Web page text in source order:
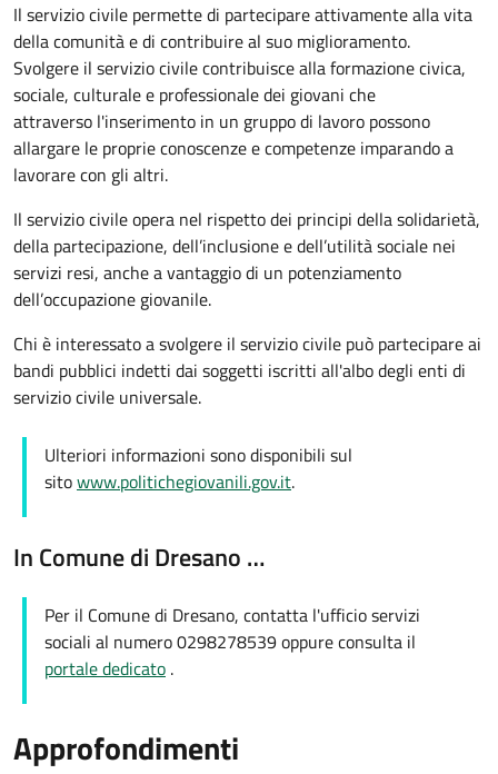
Il servizio civile permette di partecipare attivamente alla vita
della comunità e di contribuire al suo miglioramento.
Svolgere il servizio civile contribuisce alla formazione civica,
sociale, culturale e professionale dei giovani che
attraverso l'inserimento in un gruppo di lavoro possono
allargare le proprie conoscenze e competenze imparando a
lavorare con gli altri.
Il servizio civile opera nel rispetto dei principi della solidarietà,
della partecipazione, dell’inclusione e dell’utilità sociale nei
servizi resi, anche a vantaggio di un potenziamento
dell’occupazione giovanile.
Chi è interessato a svolgere il servizio civile può partecipare ai
bandi pubblici indetti dai soggetti iscritti all'albo degli enti di
servizio civile universale.
Ulteriori informazioni sono disponibili sul
sitowww.politichegiovanili.gov.it.
In Comune di Dresano …
Per il Comune di Dresano, contatta l'ufficio servizi
sociali al numero 0298278539 oppure consulta il
portale dedicato .
Approfondimenti